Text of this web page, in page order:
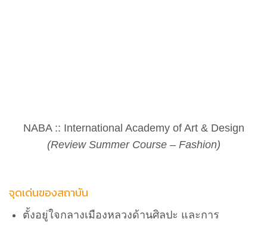
NABA :: International Academy of Art & Design
(Review Summer Course – Fashion)
จุดเด่นของสถาบัน
ตั้งอยู่ใจกลางเมืองหลวงด้านศิลปะ และการ